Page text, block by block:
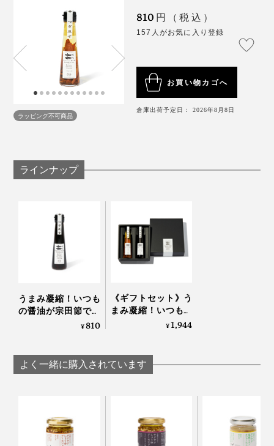
マリネ、南蛮漬けに使えば、いつもと違う仕上がりに。
拍子木切りした大根を塩もみして、砂糖を入れただし酢
ほど、だし酢の旨味が利いて、いい味変になります。
いつもの家ごはんに驚きを届けてくれる“ごちそう調味
料”。あなたはまず、何にかけますか？
だし酢ご飯を堪能した後は、だし醤油で味変。口の中に
宗田鰹の風味が広がるから、副菜なしでも贅沢な気分に
させてくれます。
だし醤油×味噌をお湯で溶いた即席みそ汁に、ネギとあ
おさのりを入れたら、もう十分にごちそうです！
ラッピング不可商品
810 円（税込）
157人がお気に入り登録
お買い物カゴへ
倉庫出荷予定日： 2026年8月8日
ラインナップ
うまみ凝縮！いつも
の醤油が宗田節で輝
きだす、つぎ足して
DOMEKI COMPANY
¥810
《ギフトセット》う
まみ凝縮！いつもの
醤油・お酢が宗田節
油＆だし酢（化粧箱
入り）」｜
¥1,944
よく一緒に購入されています